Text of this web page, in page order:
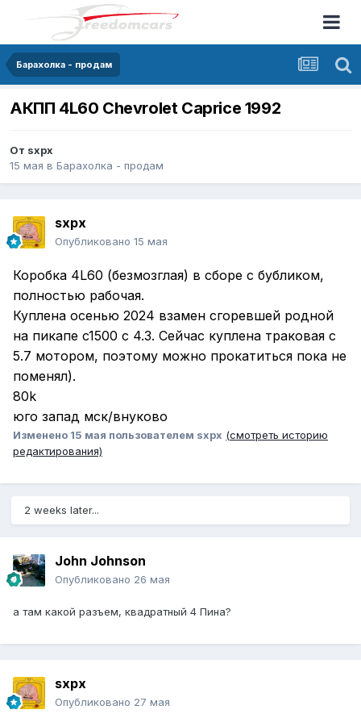
Барахолка - продам
АКПП 4L60 Chevrolet Caprice 1992
От sxpx
15 мая в Барахолка - продам
sxpx
Опубликовано 15 мая
Коробка 4L60 (безмозглая) в сборе с бубликом,
полностью рабочая.
Куплена осенью 2024 взамен сгоревшей родной
на пикапе c1500 с 4.3. Сейчас куплена траковая с
5.7 мотором, поэтому можно прокатиться пока не
поменял).
80k
юго запад мск/внуково
Изменено 15 мая пользователем sxpx (смотреть историю
редактирования)
2 weeks later...
John Johnson
Опубликовано 26 мая
а там какой разъем, квадратный 4 Пина?
sxpx
Опубликовано 27 мая